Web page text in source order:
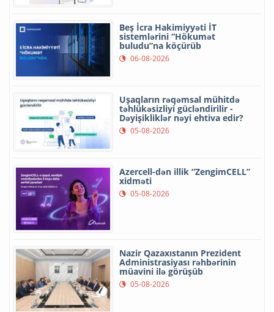
Beş İcra Hakimiyyəti İT
sistemlərini “Hökumət
buludu”na köçürüb
06-08-2026
Uşaqların rəqəmsal mühitdə
təhlükəsizliyi gücləndirilir -
Dəyişikliklər nəyi ehtiva edir?
05-08-2026
Azercell-dən illik “ZengimCELL”
xidməti
05-08-2026
Nazir Qazaxıstanın Prezident
Administrasiyası rəhbərinin
müavini ilə görüşüb
05-08-2026